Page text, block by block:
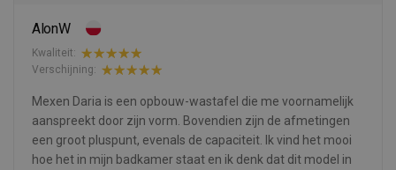
AlonW
Kwaliteit:
Verschijning:
Mexen Daria is een opbouw-wastafel die me voornamelijk
aanspreekt door zijn vorm. Bovendien zijn de afmetingen
een groot pluspunt, evenals de capaciteit. Ik vind het mooi
hoe het in mijn badkamer staat en ik denk dat dit model in